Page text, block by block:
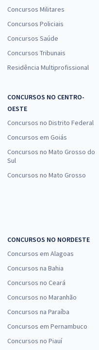
Concursos Militares
Concursos Policiais
Concursos Saúde
Concursos Tribunais
Residência Multiprofissional
CONCURSOS NO CENTRO-
OESTE
Concursos no Distrito Federal
Concursos em Goiás
Concursos no Mato Grosso do
Sul
Concursos no Mato Grosso
CONCURSOS NO NORDESTE
Concursos em Alagoas
Concursos na Bahia
Concursos no Ceará
Concursos no Maranhão
Concursos na Paraíba
Concursos em Pernambuco
Concursos no Piauí